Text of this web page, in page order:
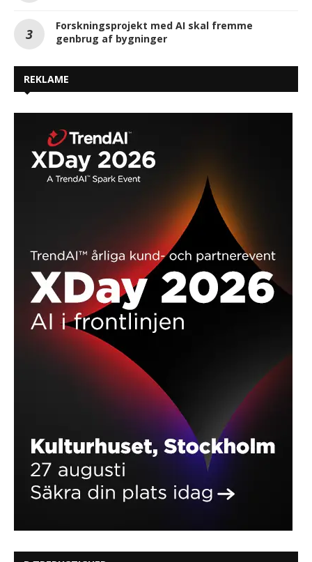
Forskningsprojekt med AI skal fremme
genbrug af bygninger
REKLAME